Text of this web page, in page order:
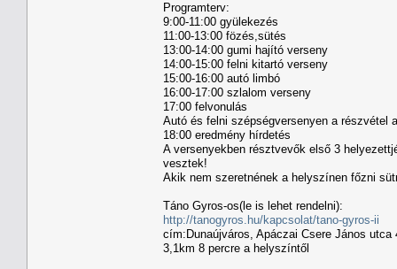
Programterv:
9:00-11:00 gyülekezés
11:00-13:00 fözés,sütés
13:00-14:00 gumi hajító verseny
14:00-15:00 felni kitartó verseny
15:00-16:00 autó limbó
16:00-17:00 szlalom verseny
17:00 felvonulás
Autó és felni szépségversenyen a részvétel
18:00 eredmény hírdetés
A versenyekben résztvevők első 3
vesztek!
Akik nem szeretnének a helyszínen főzni
Táno Gyros-os(le is lehet rendelni):
http://tanogyros.hu/kapcsolat/tano-gyros-ii
cím:Dunaújváros, Apáczai Csere János utca
3,1km 8 percre a helyszíntől